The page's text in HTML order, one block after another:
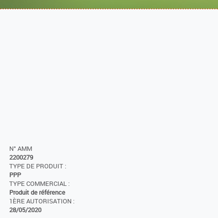
N° AMM
2200279
TYPE DE PRODUIT :
PPP
TYPE COMMERCIAL :
Produit de référence
1ÈRE AUTORISATION :
28/05/2020